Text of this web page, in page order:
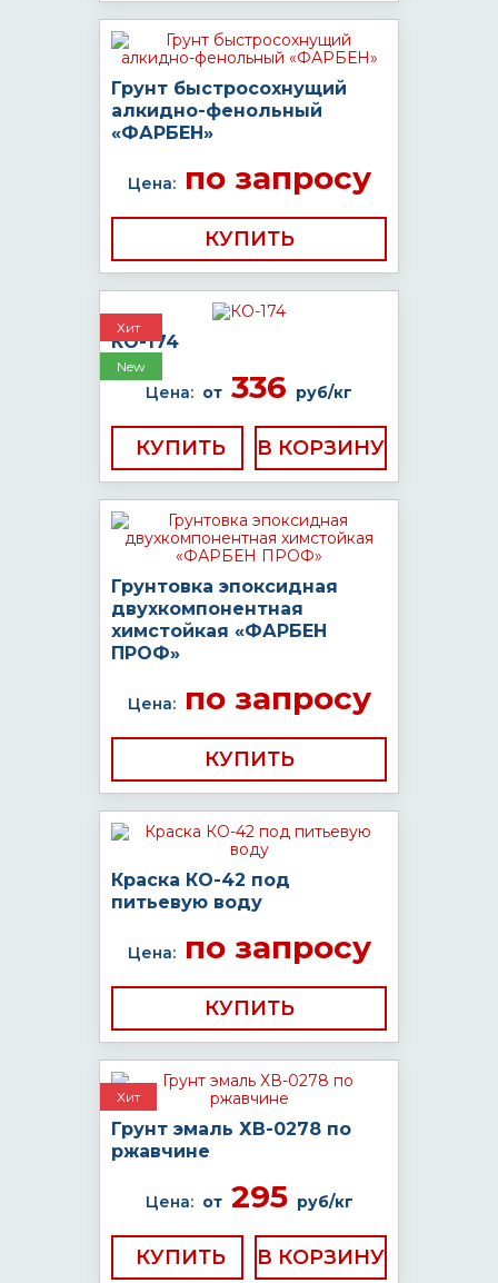
Грунт быстросохнущий
алкидно-фенольный
«ФАРБЕН»
Цена:по запросу
КУПИТЬ
Хит
New
КО-174
Цена: от 336 руб/кг
КУПИТЬ
Грунтовка эпоксидная
двухкомпонентная
химстойкая «ФАРБЕН
ПРОФ»
Цена:по запросу
КУПИТЬ
Краска КО-42 под
питьевую воду
Цена:по запросу
КУПИТЬ
Хит
Грунт эмаль ХВ-0278 по
ржавчине
Цена: от295 руб/кг
КУПИТЬ